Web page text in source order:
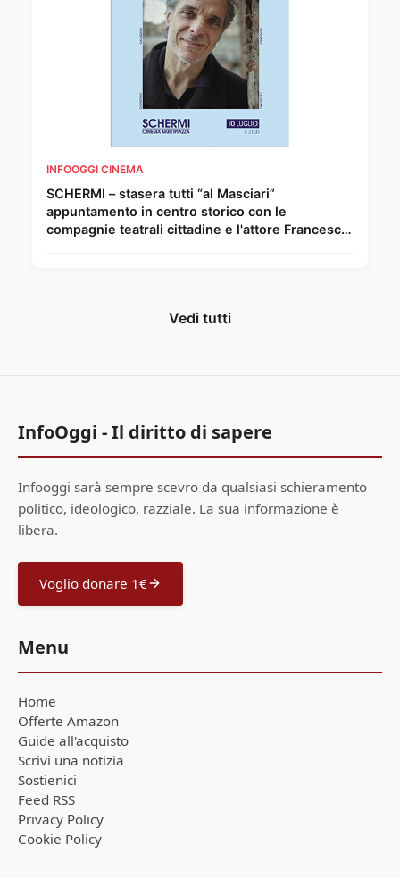
INFOOGGI CINEMA
SCHERMI – stasera tutti “al Masciari”
appuntamento in centro storico con le
compagnie teatrali cittadine e l'attore Francesco
Vedi tutti
InfoOggi - Il diritto di sapere
Infooggi sarà sempre scevro da qualsiasi schieramento
politico, ideologico, razziale. La sua informazione è
libera.
Voglio donare 1€
Menu
Home
Offerte Amazon
Guide all'acquisto
Scrivi una notizia
Sostienici
Feed RSS
Privacy Policy
Cookie Policy